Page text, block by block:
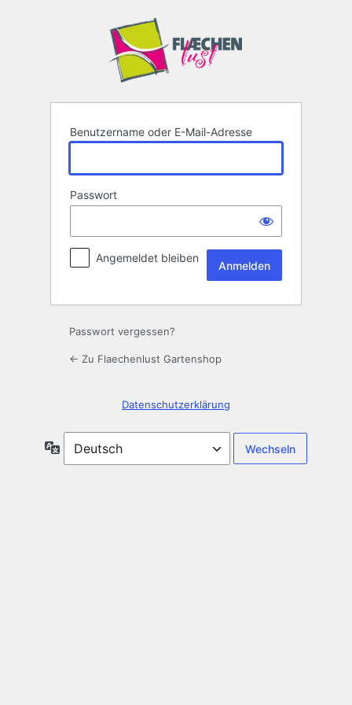
Benutzername oder E-Mail-Adresse
Passwort
Angemeldet bleiben
Passwort vergessen?
← Zu Flaechenlust Gartenshop
Datenschutzerklärung
Sprache